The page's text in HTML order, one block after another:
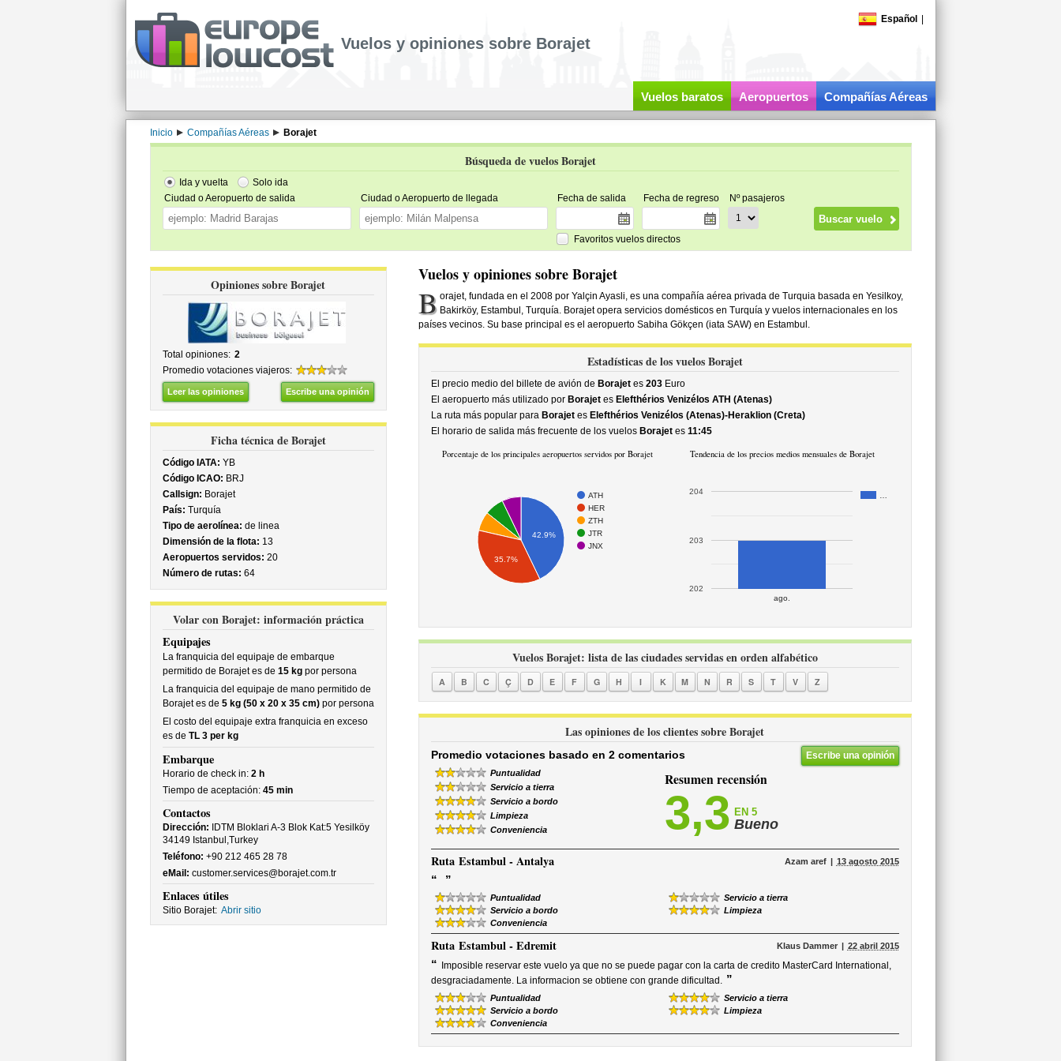
Español
Vuelos y opiniones sobre Borajet
Vuelos baratos Aeropuertos Compañías Aéreas
Inicio Compañías Aéreas Borajet
Búsqueda de vuelos Borajet
Ida y vuelta
Solo ida
Ciudad o Aeropuerto de salida
Ciudad o Aeropuerto de llegada Fecha de salida Fecha de regreso Nº pasajeros
Favoritos vuelos directos
Opiniones sobre Borajet
Total opiniones: 2
Promedio votaciones viajeros:
Leer las opiniones Escribe una opinión
Ficha técnica de Borajet
Código IATA: YB
Código ICAO: BRJ
Callsign: Borajet
País: Turquía
Tipo de aerolínea: de linea
Dimensión de la flota: 13
Aeropuertos servidos: 20
Número de rutas: 64
Volar con Borajet: información práctica
Equipajes
La franquicia del equipaje de embarque
permitido de Borajet es de 15 kgpor persona
La franquicia del equipaje de mano permitido de
Borajet es de 5 kg (50 x 20 x 35 cm)por persona
El costo del equipaje extra franquicia en exceso
es de TL 3 per kg
Embarque
Horario de check in: 2 h
Tiempo de aceptación: 45 min
Contactos
Dirección: IDTM Bloklari A-3 Blok Kat:5 Yesilköy
34149 Istanbul,Turkey
Teléfono: +90 212 465 28 78
eMail: customer.services@borajet.com.tr
Enlaces útiles
Sitio Borajet: Abrir sitio
Vuelos y opiniones sobre Borajet
B orajet, fundada en el 2008 por Yalçin Ayasli, es una compañía aérea privada de Turquia basada en Yesilkoy,
Bakirköy, Estambul, Turquía. Borajet opera servicios domésticos en Turquía y vuelos internacionales en los
países vecinos. Su base principal es el aeropuerto Sabiha Gökçen (iata SAW) en Estambul.
Estadísticas de los vuelos Borajet
El precio medio del billete de avión de Borajetes 203Euro
El aeropuerto más utilizado por Borajetes Elefthérios Venizélos ATH (Atenas)
La ruta más popular para Borajetes Elefthérios Venizélos (Atenas)-Heraklion (Creta)
El horario de salida más frecuente de los vuelos Borajetes 11:45
Porcentaje de los principales aeropuertos servidos por Borajet
ATH
HER
ZTH
JTR
JNX
42.9%
35.7%
Tendencia de los precios medios mensuales de Borajet
ago.
202
203
204
Vuelos Borajet: lista de las ciudades servidas en orden alfabético
A B C Ç D E F G H I K M N R S T V Z
Las opiniones de los clientes sobre Borajet
Escribe una opinión
Promedio votaciones basado en 2 comentarios
Puntualidad
Servicio a tierra
Servicio a bordo
Limpieza
Conveniencia
Resumen recensión
3,3 EN 5
Bueno
Ruta Estambul - Antalya Azam aref 13 agosto 2015
“ ”
Puntualidad
Servicio a tierra
Servicio a bordo
Limpieza
Conveniencia
Ruta Estambul - Edremit Klaus Dammer 22 abril 2015
“
Imposible reservar este vuelo ya que no se puede pagar con la carta de credito MasterCard International,
desgraciadamente. La informacion se obtiene con grande dificultad. ”
Puntualidad
Servicio a tierra
Servicio a bordo
Limpieza
Conveniencia